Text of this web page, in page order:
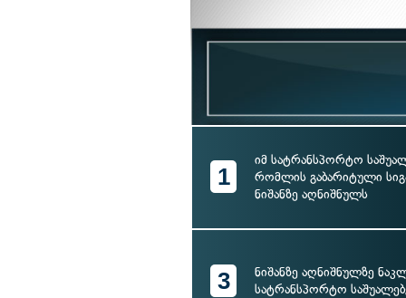
1
იმ სატრანსპორტო
რომლის გაბარიტული
ნიშანზე აღნიშნულს
3
ნიშანზე აღნიშნულზე
სატრანსპორტო